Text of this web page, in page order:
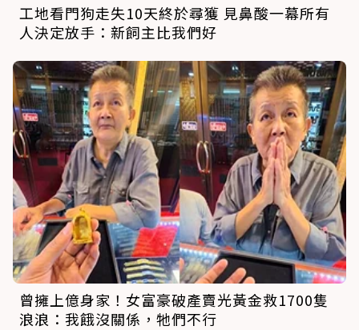
工地看門狗走失10天終於尋獲 見鼻酸一幕所有
人決定放手：新飼主比我們好
曾擁上億身家！女富豪破產賣光黃金救1700隻
浪浪：我餓沒關係，牠們不行